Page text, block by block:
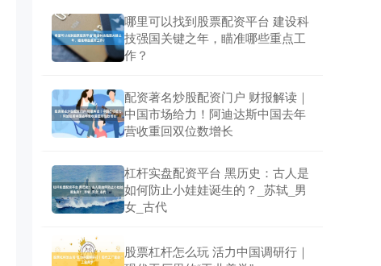
哪里可以找到股票配资平台 建设科
技强国关键之年，瞄准哪些重点工
作？
配资著名炒股配资门户 财报解读｜
中国市场给力！阿迪达斯中国去年
营收重回双位数增长
杠杆实盘配资平台 黑历史：古人是
如何防止小娃娃诞生的？_苏轼_男
女_古代
股票杠杆怎么玩 活力中国调研行｜